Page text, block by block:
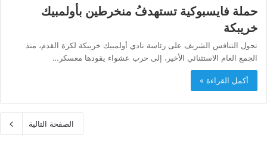
حملة فايسبوكية تستهدفُ منخرطين بأولمبيك
خريبكة
تحول التنافس الشريف على رئاسة نادي أولمبيك خريبكة لكرة القدم، منذ
الجمع العام الاستثنائي الأخير، إلى حرب عشواء يقودها معسكر…
أكمل القراءة »
الصفحة التالية